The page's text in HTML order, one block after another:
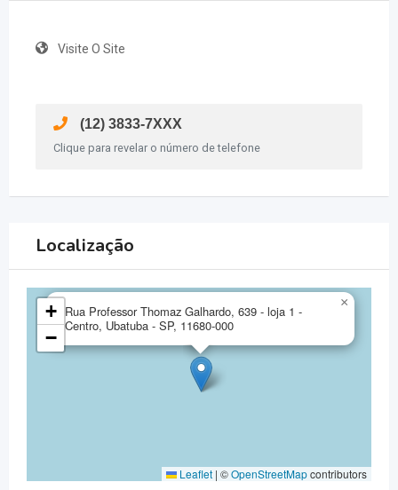
Visite O Site
(12) 3833-7XXX
Clique para revelar o número de telefone
Localização
Rua Professor Thomaz Galhardo, 639 - loja 1 -
Centro, Ubatuba - SP, 11680-000
×
+
−
Leaflet | ©OpenStreetMapcontributors